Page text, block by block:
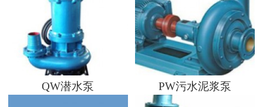
新闻中心
联系我们
QW潜水泵 PW污水泥浆泵